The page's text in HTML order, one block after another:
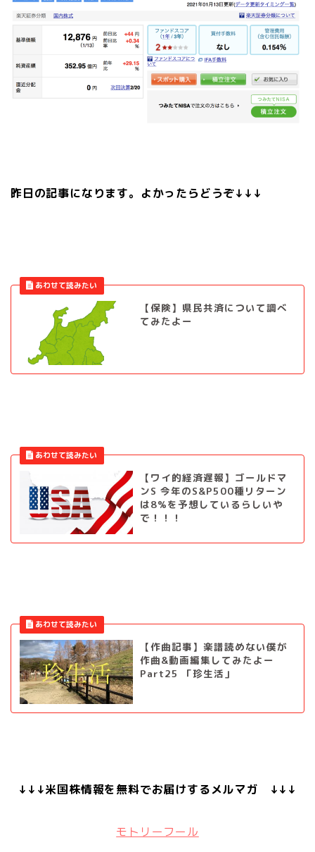
昨日の記事になります。よかったらどうぞ↓↓↓
【保険】県民共済について調べ
てみたよー
【ワイ的経済遅報】ゴールドマ
ンS 今年のS&P500種リターン
は8%を予想しているらしいや
で！！！
【作曲記事】楽譜読めない僕が
作曲&動画編集してみたよー
Part25 「珍生活」
↓↓↓米国株情報を無料でお届けするメルマガ ↓↓↓
モトリーフール